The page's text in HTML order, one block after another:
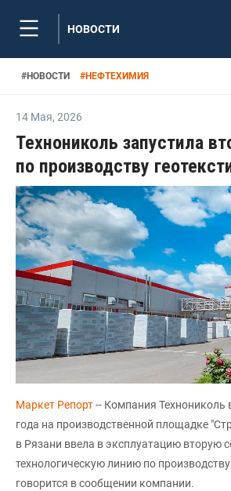
НОВОСТИ
#НОВОСТИ #НЕФТЕХИМИЯ
14 Мая, 2026
Технониколь запустила
по производству
Маркет Репорт-- Компания Технониколь
года на производственной площадке
в Рязани ввела в эксплуатацию вторую
технологическую линию по производству
говорится в сообщении компании.